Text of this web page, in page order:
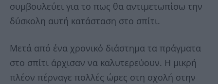
συμβουλεύει για το πως θα αντιμετωπίσω την
δύσκολη αυτή κατάσταση στο σπίτι.
Μετά από ένα χρονικό διάστημα τα πράγματα
στο σπίτι άρχισαν να καλυτερεύουν. Η μικρή
πλέον πέρναγε πολλές ώρες στη σχολή στην